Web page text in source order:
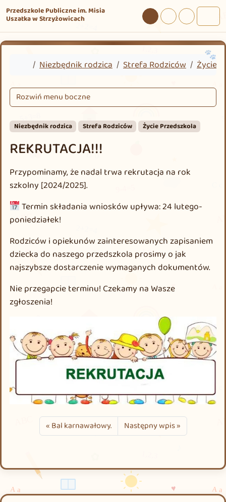
Przejdź do treści
Przejdź do stopki
Przedszkole Publiczne im. Misia
Uszatka w Strzyżowicach Tryb dziennyTryb nocnyTryb
Home
Niezbędnik rodzica Strefa Rodziców Życie
Niezbędnik rodzica Strefa Rodziców Życie Przedszkola
REKRUTACJA!!!
Przypominamy, że nadal trwa rekrutacja na rok
szkolny [2024/2025].
Termin składania wniosków upływa: 24 lutego-
poniedziałek!
Rodziców i opiekunów zainteresowanych zapisaniem
dziecka do naszego przedszkola prosimy o jak
najszybsze dostarczenie wymaganych dokumentów.
Nie przegapcie terminu! Czekamy na Wasze
zgłoszenia!
Bal karnawałowy. Następny wpis
Rozwiń menu boczne